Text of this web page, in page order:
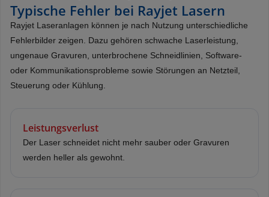
Typische Fehler bei Rayjet Lasern
Rayjet Laseranlagen können je nach Nutzung unterschiedliche
Fehlerbilder zeigen. Dazu gehören schwache Laserleistung,
ungenaue Gravuren, unterbrochene Schneidlinien, Software-
oder Kommunikationsprobleme sowie Störungen an Netzteil,
Steuerung oder Kühlung.
Leistungsverlust
Der Laser schneidet nicht mehr sauber oder Gravuren
werden heller als gewohnt.